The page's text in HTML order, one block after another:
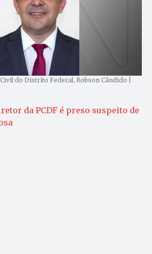
do Distrito Federal, Robson Cândido |
da PCDF é preso suspeito de